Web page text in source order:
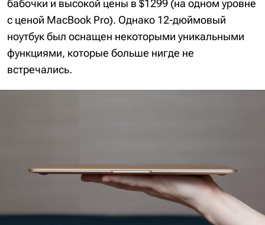
бабочки и высокой цены в $1299 (на одном уровне
с ценой MacBook Pro). Однако 12-дюймовый
ноутбук был оснащен некоторыми уникальными
функциями, которые больше нигде не
встречались.